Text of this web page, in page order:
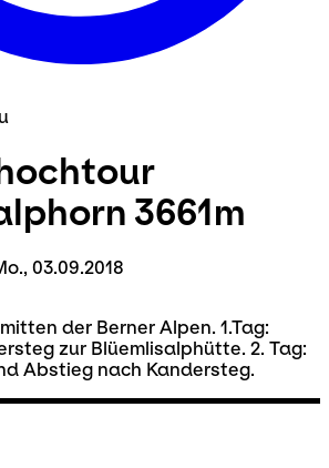
3661m
03.09.2018
der Berner Alpen. 1.Tag:
zur Blüemlisalphütte. 2. Tag:
Abstieg nach Kandersteg.